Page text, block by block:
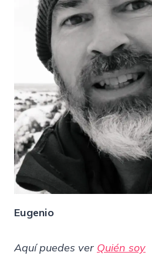
Eugenio
Aquí puedes ver Quién soy